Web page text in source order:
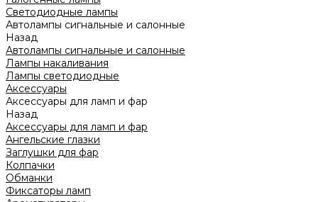
Светодиодные лампы
Автолампы сигнальные и салонные
Назад
Автолампы сигнальные и салонные
Лампы накаливания
Лампы светодиодные
Аксессуары
Аксессуары для ламп и фар
Назад
Аксессуары для ламп и фар
Ангельские глазки
Заглушки для фар
Колпачки
Обманки
Фиксаторы ламп